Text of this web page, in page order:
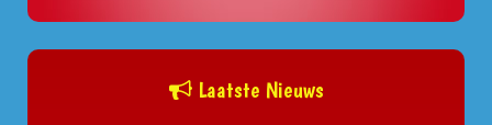
Laatste Nieuws